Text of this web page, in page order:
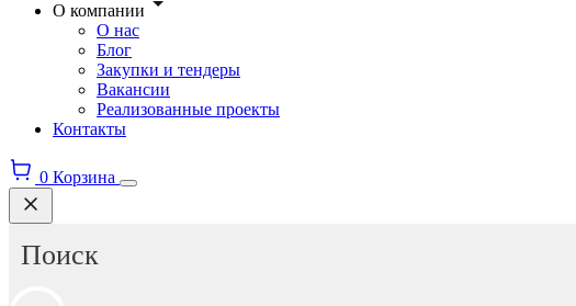
О компании
О нас
Блог
Закупки и тендеры
Вакансии
Реализованные проекты
Контакты
0 Корзина